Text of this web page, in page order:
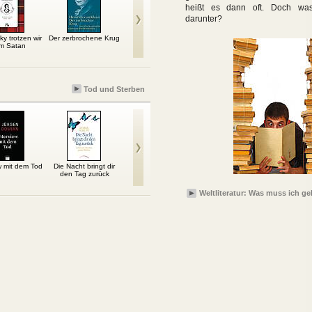
trotzen wir
Satan
Der zerbrochene Krug
Der Mann ohne
Eigenschaften
Die
Tod und Sterben
mit dem Tod
Die Nacht bringt dir
den Tag zurück
Feldmans Frauen
5
heißt es dann oft. Doch
darunter?
Weltliteratur: Was muss ich